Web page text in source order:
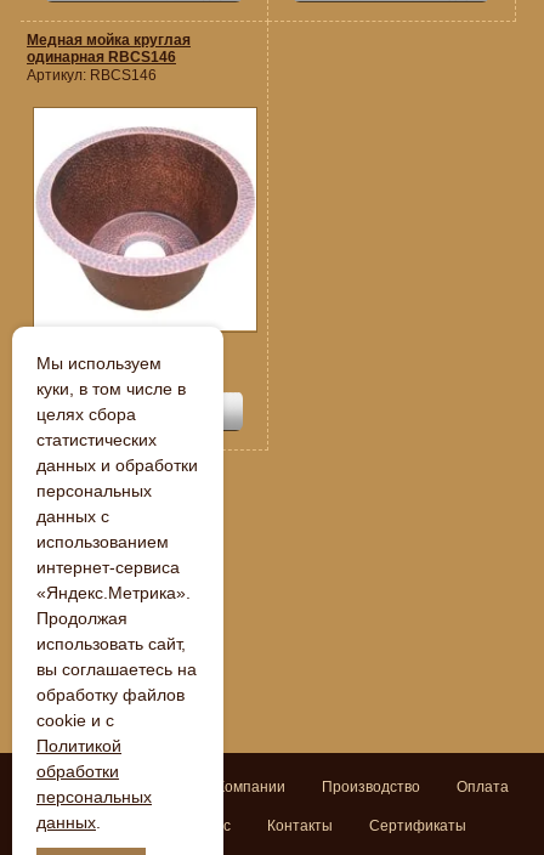
Медная мойка круглая
одинарная RBCS146
Артикул: RBCS146
109 250
« Назад
О Компании Производство Оплата
Доставка Задать вопрос Контакты Сертификаты
Мы используем
куки, в том числе в
целях сбора
статистических
данных и обработки
персональных
данных с
использованием
интернет-сервиса
«Яндекс.Метрика».
Продолжая
использовать сайт,
вы соглашаетесь на
обработку файлов
cookie и с
Политикой
обработки
персональных
данных